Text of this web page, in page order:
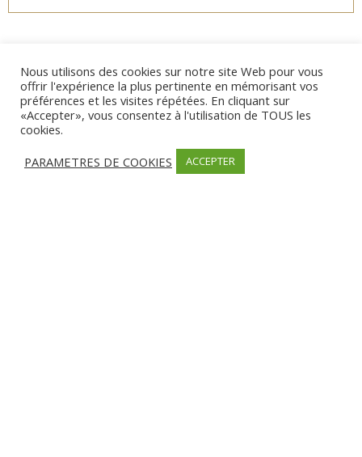
Date d’ouverture:
Ouvert sur RDV par téléphone toute l’année du lundi
au vendredi
MODES DE PAIEMENT
Nous utilisons des cookies sur notre site Web pour vous
offrir l'expérience la plus pertinente en mémorisant vos
préférences et les visites répétées. En cliquant sur
«Accepter», vous consentez à l'utilisation de TOUS les
cookies.
PARAMETRES DE COOKIES
ACCEPTER